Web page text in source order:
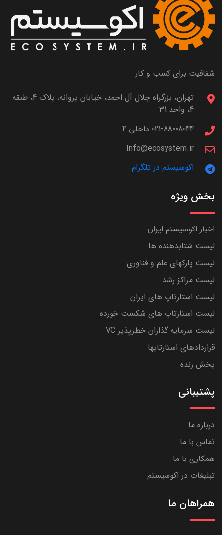
شفافیت برای کسب و کار
تهران، بزرگراه جلال آل احمد، خیابان پروانه، پلاک 4، طبقه
4، واحد 31
021-88008044 داخلی 4
Info@ecosystem.ir
اکوسیستم در تلگرام
بخش ویژه
اخبار اکوسیستم ایران
لیست شتابدهنده ها
لیست پارکهای علم و فناوری
لیست مراکز رشد
لیست استارتاپ های ایران
لیست استارتاپ های شکست خورده
لیست سرمایه گذاران خطرپذیر VC
قراردادهای استارتاپها
پخش زنده
پشتیبانی
درباره ما
تماس با ما
همکاری با ما
تبلیغات در اکوسیستم
همراهان ما